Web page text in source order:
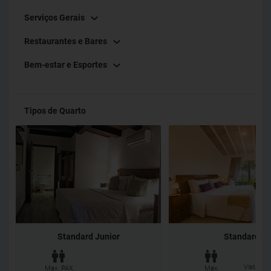
Serviços Gerais
Restaurantes e Bares
Bem-estar e Esportes
Tipos de Quarto
Standard Junior
Max. PAX
Standard
Max.
Vista